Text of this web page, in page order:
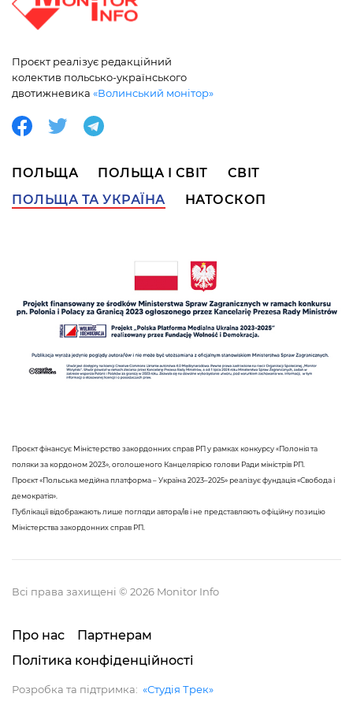
Проєкт реалізує редакційний
колектив польсько-українського
двотижневика «Волинський монітор»
ПОЛЬЩА ПОЛЬЩА І СВІТ
СВІТ
ПОЛЬЩА ТА УКРАЇНА
НАТОСКОП
Проєкт фінансує Міністерство закордонних справ РП у рамках конкурсу «Полонія та
поляки за кордоном 2023», оголошеного Канцелярією голови Ради міністрів РП.
Проєкт «Польська медійна платформа – Україна 2023–2025» реалізує фундація «Свобода і
демократія».
Публікації відображають лише погляди автора/ів і не представляють офіційну позицію
Міністерства закордонних справ РП.
Всі права захищені © 2026 Monitor Info
Про нас
Партнерам
Політика конфіденційності
Розробка та підтримка: «Студія Трек»